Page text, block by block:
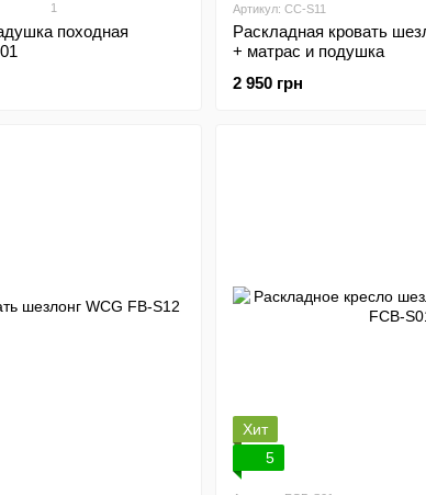
1
походная
Артикул: CC-S11
Раскладная кровать
+ матрас и подушка
2 950 грн
Хит
5